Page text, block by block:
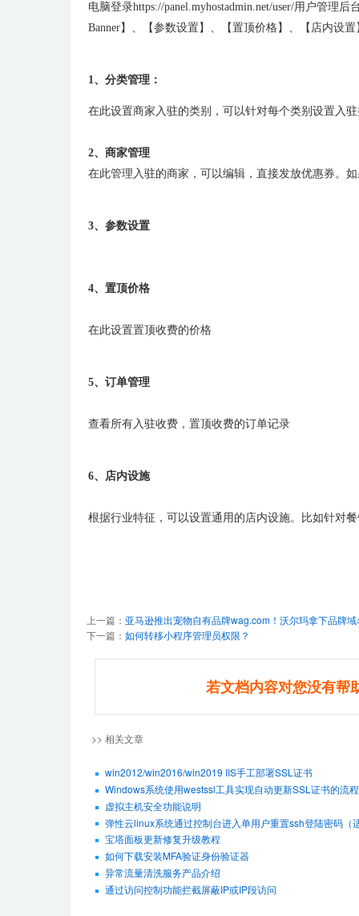
电脑登录https://panel.myhostadmin.net/user/用户管
Banner】、【参数设置】、【置顶价格】、【店内设
1、分类管理：
在此设置商家入驻的类别，可以针对每个类别设置入
2、商家管理
在此管理入驻的商家，可以编辑，直接发放优惠券。
3、参数设置
4、置顶价格
在此设置置顶收费的价格
5、订单管理
查看所有入驻收费，置顶收费的订单记录
6、店内设施
根据行业特征，可以设置通用的店内设施。比如针对
上一篇： 亚马逊推出宠物自有品牌wag.com！沃尔玛拿下品牌域
下一篇： 如何转移小程序管理员权限？
若文档内容对您没有帮
>> 相关文章
win2012/win2016/win2019 IIS手工部署SSL证书
Windows系统使用westssl工具实现自动更新SSL证书的流程
虚拟主机安全功能说明
弹性云linux系统通过控制台进入单用户重置ssh登陆密码（
宝塔面板更新修复升级教程
如何下载安装MFA验证身份验证器
异常流量清洗服务产品介绍
通过访问控制功能拦截屏蔽IP或IP段访问